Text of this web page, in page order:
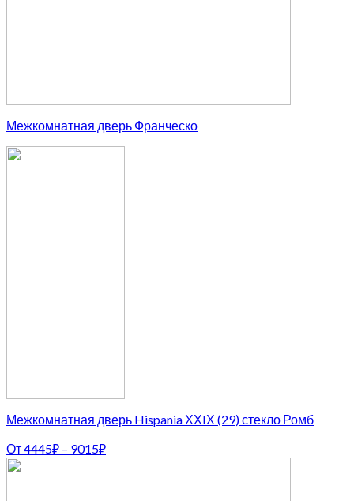
Межкомнатная дверь Франческо
Межкомнатная дверь Hispania ХХIХ (29) стекло Ромб
От4445₽ – 9015₽